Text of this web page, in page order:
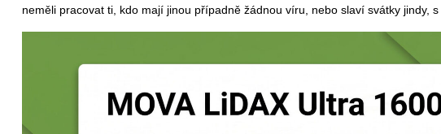
neměli pracovat ti, kdo mají jinou případně žádnou víru, nebo slaví svátky jindy, s